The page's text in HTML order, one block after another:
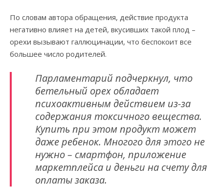
По словам автора обращения, действие продукта
негативно влияет на детей, вкусивших такой плод –
орехи вызывают галлюцинации, что беспокоит все
большее число родителей.
Парламентарий подчеркнул, что
бетельный орех обладает
психоактивным действием из-за
содержания токсичного вещества.
Купить при этом продукт может
даже ребенок. Многого для этого не
нужно – смартфон, приложение
маркетплейса и деньги на счету для
оплаты заказа.